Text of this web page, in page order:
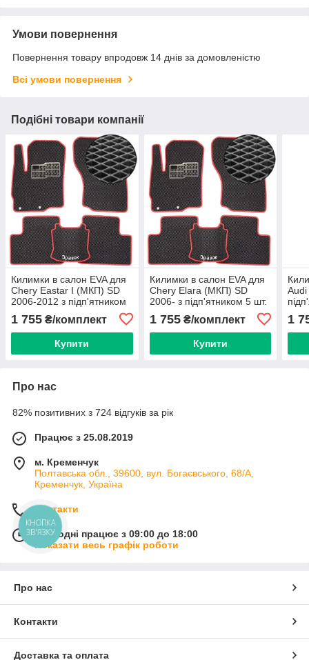
Умови повернення
Повернення товару впродовж 14 днів за домовленістю
Всі умови повернення
Подібні товари компанії
Килимки в салон EVA для
Chery Eastar I (МКП) SD
2006-2012 з підп'ятником
1 755 ₴/комплект
Купити
Килимки в салон EVA для
Chery Elara (МКП) SD
2006- з підп'ятником 5 шт.
1 755₴/комплект
Купити
1
Про нас
82% позитивних з 724 відгуків за рік
Працює з 25.08.2019
м. Кременчук
Полтавська обл., 39600, вул. Богаєвського, 68/А,
Кременчук, Україна
Контакти
Сьогодні працює з 09:00 до 18:00
Показати весь графік роботи
Про нас
Контакти
Доставка та оплата
КНОПКА
ЗВ'ЯЗКУ